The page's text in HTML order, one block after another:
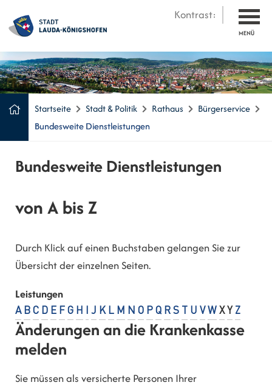
Kontrast:
MENÜ
Startseite Stadt & Politik Rathaus
Bürgerservice
Bundesweite Dienstleistungen
Bundesweite Dienstleistungen
von A bis Z
Durch Klick auf einen Buchstaben gelangen Sie zur
Übersicht der einzelnen Seiten.
Leistungen
A B C D E F G H J K L M N O P Q R S U V W X Y Z
Änderungen an die Krankenkasse
melden
Sie müssen als versicherte Personen Ihrer